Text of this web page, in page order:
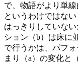
で、物語がより単
というわけではな
はっきりしていな
ション（b）は床に
で行うかは、パフ
まり（a）の変化と